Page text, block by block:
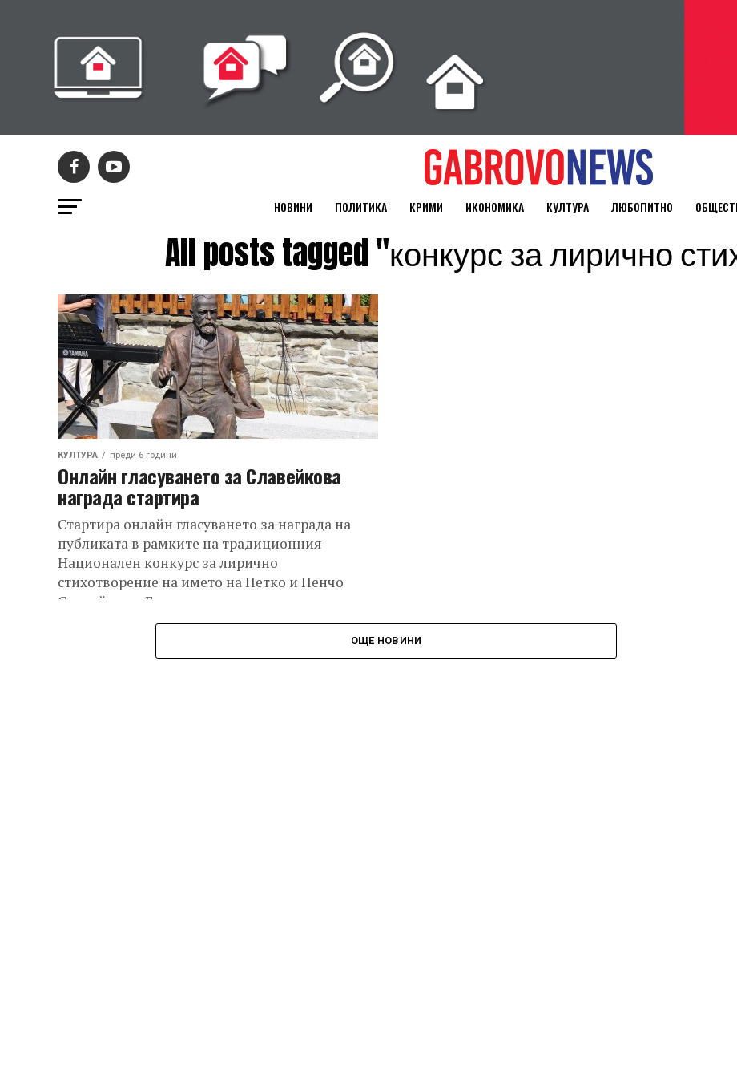
НОВИНИ ПОЛИТИКА КРИМИ ИКОНОМИКА КУЛТУРА ЛЮБОПИТНО
All posts tagged "конкурс за лирично
КУЛТУРА преди 6 години
Онлайн гласуването за Славейкова
награда стартира
Стартира онлайн гласуването за награда на
публиката в рамките на традиционния
Национален конкурс за лирично
стихотворение на името на Петко и Пенчо
Славейкови. Гласуването се осъществява...
ОЩЕ НОВИНИ